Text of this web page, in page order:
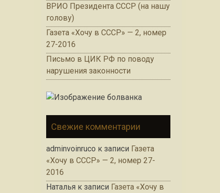
ВРИО Президента СССР (на нашу
голову)
Газета «Хочу в СССР» — 2, номер
27-2016
Письмо в ЦИК РФ по поводу
нарушения законности
Свежие комментарии
adminvoinruco к записи Газета
«Хочу в СССР» — 2, номер 27-
2016
Наталья к записи Газета «Хочу в